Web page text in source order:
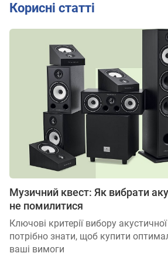
Корисні статті
Музичний квест: Як вибрати
не помилитися
Ключові критерії вибору
потрібно знати, щоб купити
ваші вимоги